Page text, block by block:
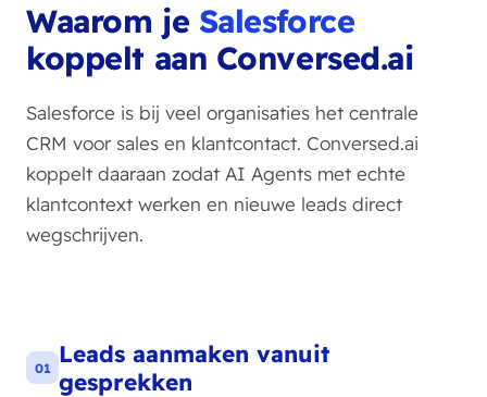
Waarom je Salesforce
koppelt aan Conversed.ai
Salesforce is bij veel organisaties het centrale
CRM voor sales en klantcontact. Conversed.ai
koppelt daaraan zodat AI Agents met echte
klantcontext werken en nieuwe leads direct
wegschrijven.
01 Leads aanmaken vanuit
gesprekken